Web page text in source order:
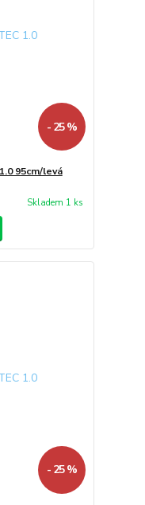
- 25 %
95cm/levá
Skladem 1 ks
- 25 %